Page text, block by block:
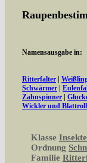
Namensausgabe in:
Ritterfalter
Schwärmer
Zahnspinner
Wickler und
Klasse
Ordnung
Familie